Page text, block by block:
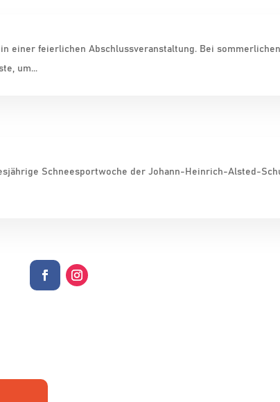
einer feierlichen Abschlussveranstaltung. Bei
um...
Schneesportwoche der Johann-Heinrich-Alsted-